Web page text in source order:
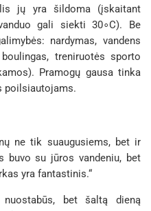
jų yra šildoma (įskaitant
gali siekti 30∘C). Be
nardymas, vandens
treniruotės sporto
Pramogų gausa tinka
poilsiautojams.
ne tik suaugusiems, bet ir
buvo su jūros vandeniu, bet
yra fantastinis.“
bet šaltą dieną